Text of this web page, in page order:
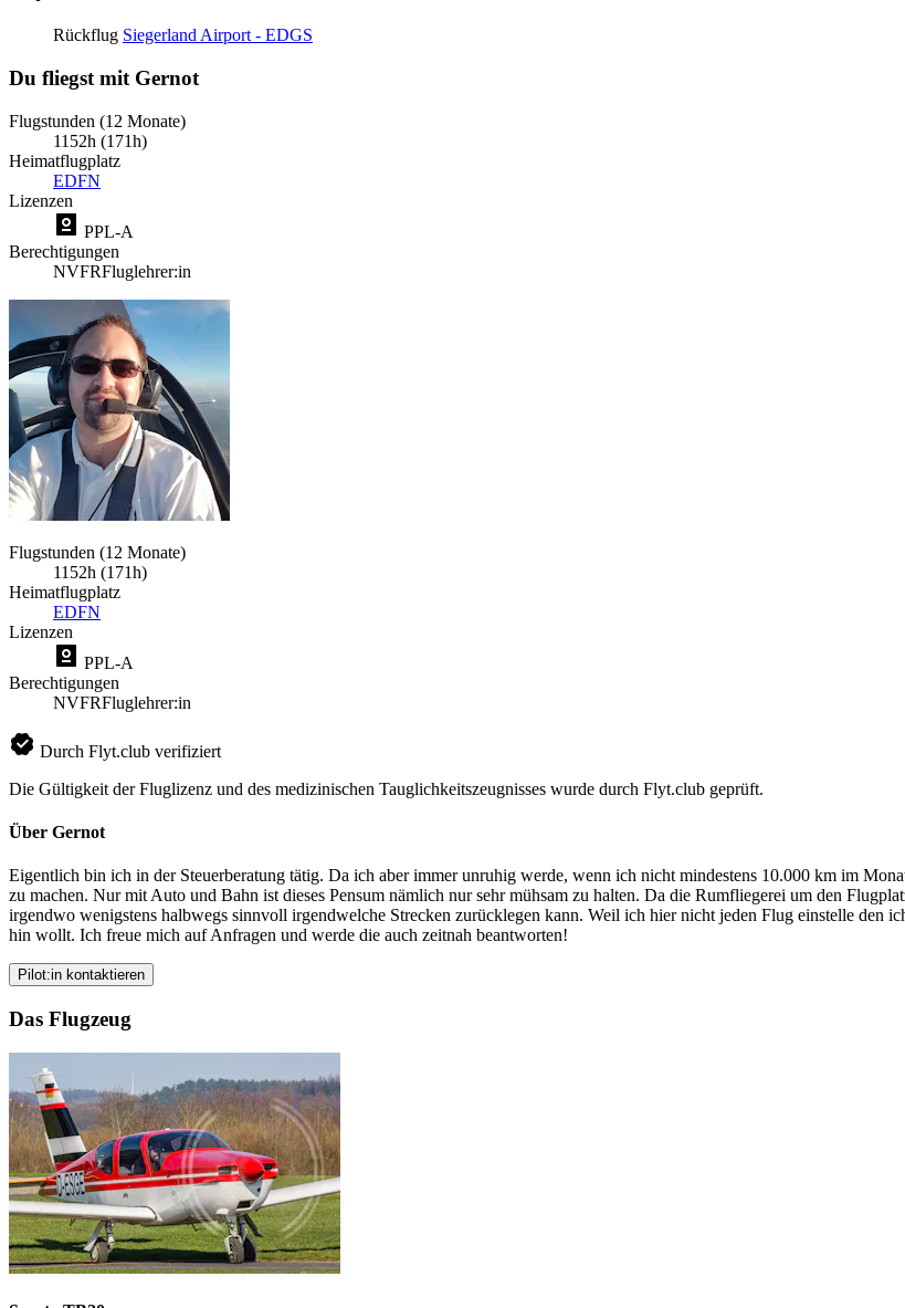
Rückflug Siegerland Airport - EDGS
Du fliegst mit Gernot
Flugstunden (12 Monate)
1152h (171h)
Heimatflugplatz
EDFN
Lizenzen
PPL-A
Berechtigungen
NVFRFluglehrer:in
Flugstunden (12 Monate)
1152h (171h)
Heimatflugplatz
EDFN
Lizenzen
PPL-A
Berechtigungen
NVFRFluglehrer:in
Durch Flyt.club verifiziert
Die Gültigkeit der Fluglizenz und des medizinischen Tauglichkeitszeugnisses wurde durch Flyt.club geprüft.
Über Gernot
Eigentlich bin ich in der Steuerberatung tätig. Da ich aber immer unruhig werde, wenn ich nicht mindestens 10.000 km im
zu machen. Nur mit Auto und Bahn ist dieses Pensum nämlich nur sehr mühsam zu halten. Da die Rumfliegerei um den
irgendwo wenigstens halbwegs sinnvoll irgendwelche Strecken zurücklegen kann. Weil ich hier nicht jeden Flug einstelle den
hin wollt. Ich freue mich auf Anfragen und werde die auch zeitnah beantworten!
Pilot:in kontaktieren
Das Flugzeug